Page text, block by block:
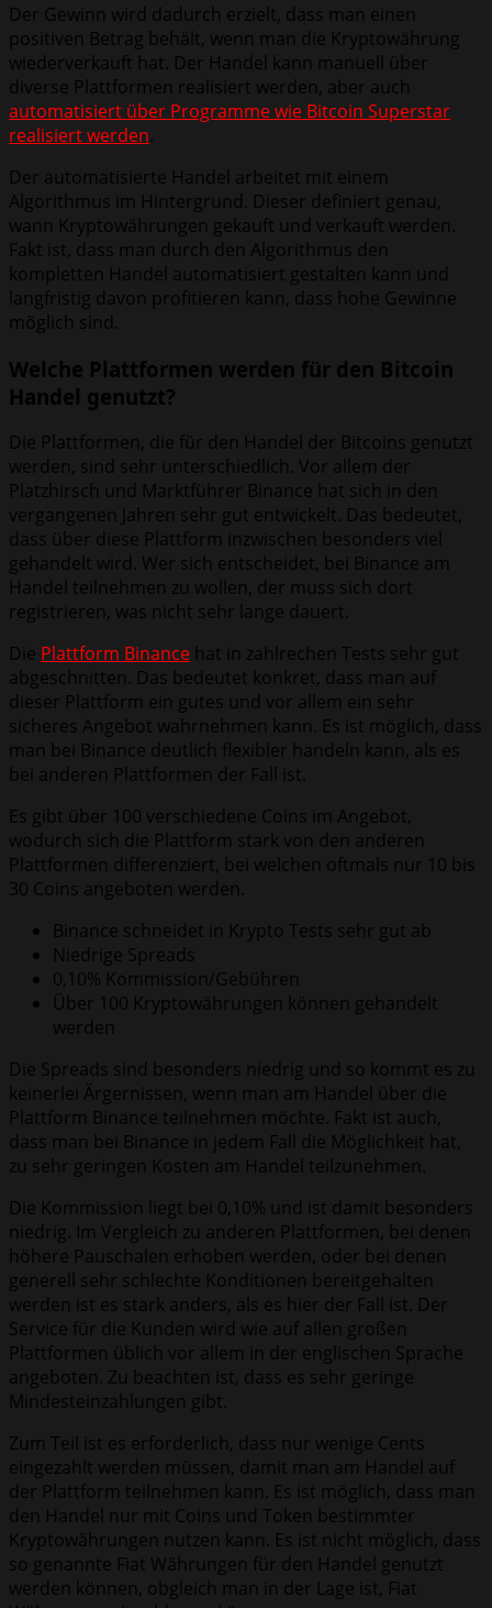
Der Gewinn wird dadurch erzielt, dass man einen
positiven Betrag behält, wenn man die Kryptowährung
wiederverkauft hat. Der Handel kann manuell über
diverse Plattformen realisiert werden, aber auch
automatisiert über Programme wie Bitcoin Superstar
realisiert werden.
Der automatisierte Handel arbeitet mit einem
Algorithmus im Hintergrund. Dieser definiert genau,
wann Kryptowährungen gekauft und verkauft werden.
Fakt ist, dass man durch den Algorithmus den
kompletten Handel automatisiert gestalten kann und
langfristig davon profitieren kann, dass hohe Gewinne
möglich sind.
Welche Plattformen werden für den Bitcoin
Handel genutzt?
Die Plattformen, die für den Handel der Bitcoins genutzt
werden, sind sehr unterschiedlich. Vor allem der
Platzhirsch und Marktführer Binance hat sich in den
vergangenen Jahren sehr gut entwickelt. Das bedeutet,
dass über diese Plattform inzwischen besonders viel
gehandelt wird. Wer sich entscheidet, bei Binance am
Handel teilnehmen zu wollen, der muss sich dort
registrieren, was nicht sehr lange dauert.
Die Plattform Binance hat in zahlrechen Tests sehr gut
abgeschnitten. Das bedeutet konkret, dass man auf
dieser Plattform ein gutes und vor allem ein sehr
sicheres Angebot wahrnehmen kann. Es ist möglich, dass
man bei Binance deutlich flexibler handeln kann, als es
bei anderen Plattformen der Fall ist.
Es gibt über 100 verschiedene Coins im Angebot,
wodurch sich die Plattform stark von den anderen
Plattformen differenziert, bei welchen oftmals nur 10 bis
30 Coins angeboten werden.
Binance schneidet in Krypto Tests sehr gut ab
Niedrige Spreads
0,10% Kommission/Gebühren
Über 100 Kryptowährungen können gehandelt
werden
Die Spreads sind besonders niedrig und so kommt es zu
keinerlei Ärgernissen, wenn man am Handel über die
Plattform Binance teilnehmen möchte. Fakt ist auch,
dass man bei Binance in jedem Fall die Möglichkeit hat,
zu sehr geringen Kosten am Handel teilzunehmen.
Die Kommission liegt bei 0,10% und ist damit besonders
niedrig. Im Vergleich zu anderen Plattformen, bei denen
höhere Pauschalen erhoben werden, oder bei denen
generell sehr schlechte Konditionen bereitgehalten
werden ist es stark anders, als es hier der Fall ist. Der
Service für die Kunden wird wie auf allen großen
Plattformen üblich vor allem in der englischen Sprache
angeboten. Zu beachten ist, dass es sehr geringe
Mindesteinzahlungen gibt.
Zum Teil ist es erforderlich, dass nur wenige Cents
eingezahlt werden müssen, damit man am Handel auf
der Plattform teilnehmen kann. Es ist möglich, dass man
den Handel nur mit Coins und Token bestimmter
Kryptowährungen nutzen kann. Es ist nicht möglich, dass
so genannte Fiat Währungen für den Handel genutzt
werden können, obgleich man in der Lage ist, Fiat